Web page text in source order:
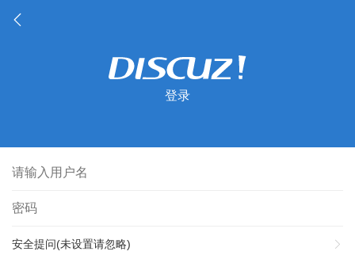
登录
安全提问(未设置请忽略)